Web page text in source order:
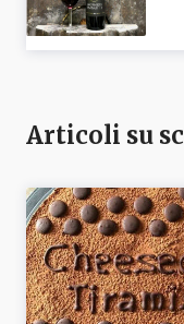
Articoli su